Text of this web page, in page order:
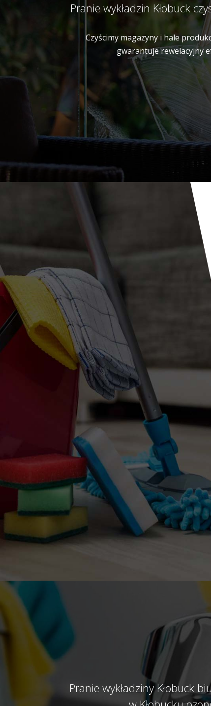
Pranie wykładzin Kłobuck
Czyścimy magazyny i hale
gwarantuje rewelacyjny
Pranie wykładziny Kłobuck